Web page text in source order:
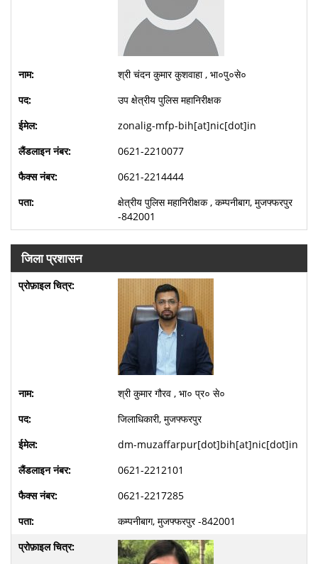
श्री चंदन कुमार कुशवाहा , भा०पु०से०
उप क्षेत्रीय पुलिस महानिरीक्षक
zonalig-mfp-bih[at]nic[dot]in
0621-2210077
0621-2214444
क्षेत्रीय पुलिस महानिरीक्षक , कम्पनीबाग, मुजफ्फरपुर
-842001
जिला प्रशासन
श्री कुमार गौरव , भा० प्र० से०
जिलाधिकारी, मुजफ्फरपुर
dm-muzaffarpur[dot]bih[at]nic[dot]in
0621-2212101
0621-2217285
कम्पनीबाग, मुजफ्फरपुर -842001